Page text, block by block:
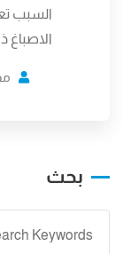
السبب
الاصباغ
بحث